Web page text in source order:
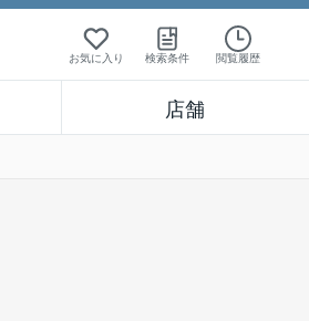
お気に入り 検索条件 閲覧履歴
店舗